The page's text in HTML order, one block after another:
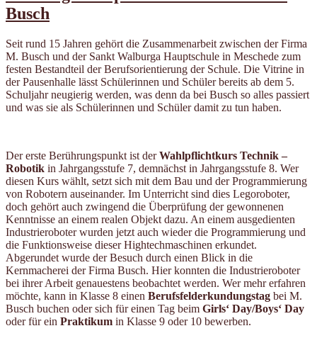
Busch
Seit rund 15 Jahren gehört die Zusammenarbeit zwischen der Firma
M. Busch und der Sankt Walburga Hauptschule in Meschede zum
festen Bestandteil der Berufsorientierung der Schule. Die Vitrine in
der Pausenhalle lässt Schülerinnen und Schüler bereits ab dem 5.
Schuljahr neugierig werden, was denn da bei Busch so alles passiert
und was sie als Schülerinnen und Schüler damit zu tun haben.
Der erste Berührungspunkt ist derWahlpflichtkurs Technik –
Robotik in Jahrgangsstufe 7, demnächst in Jahrgangsstufe 8. Wer
diesen Kurs wählt, setzt sich mit dem Bau und der Programmierung
von Robotern auseinander. Im Unterricht sind dies Legoroboter,
doch gehört auch zwingend die Überprüfung der gewonnenen
Kenntnisse an einem realen Objekt dazu. An einem ausgedienten
Industrieroboter wurden jetzt auch wieder die Programmierung und
die Funktionsweise dieser Hightechmaschinen erkundet.
Abgerundet wurde der Besuch durch einen Blick in die
Kernmacherei der Firma Busch. Hier konnten die Industrieroboter
bei ihrer Arbeit genauestens beobachtet werden. Wer mehr erfahren
möchte, kann in Klasse 8 einen Berufsfelderkundungstag bei M.
Busch buchen oder sich für einen Tag beim Girls‘ Day/Boys‘ Day
oder für ein Praktikum in Klasse 9 oder 10 bewerben.